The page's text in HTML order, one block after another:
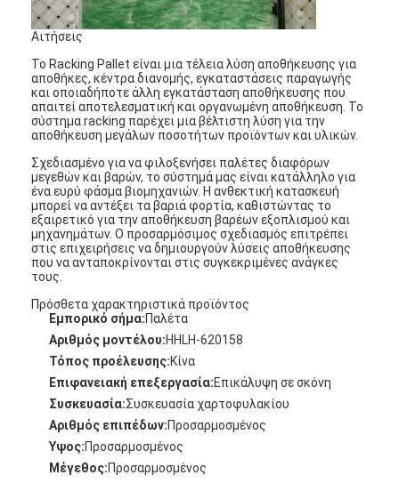
Αιτήσεις
Το Racking Pallet είναι μια τέλεια λύση αποθήκευσης για
αποθήκες, κέντρα διανομής, εγκαταστάσεις παραγωγής
και οποιαδήποτε άλλη εγκατάσταση αποθήκευσης που
απαιτεί αποτελεσματική και οργανωμένη αποθήκευση. Το
σύστημα racking παρέχει μια βέλτιστη λύση για την
αποθήκευση μεγάλων ποσοτήτων προϊόντων και υλικών.
Σχεδιασμένο για να φιλοξενήσει παλέτες διαφόρων
μεγεθών και βαρών, το σύστημά μας είναι κατάλληλο για
ένα ευρύ φάσμα βιομηχανιών. Η ανθεκτική κατασκευή
μπορεί να αντέξει τα βαριά φορτία, καθιστώντας το
εξαιρετικό για την αποθήκευση βαρέων εξοπλισμού και
μηχανημάτων. Ο προσαρμόσιμος σχεδιασμός επιτρέπει
στις επιχειρήσεις να δημιουργούν λύσεις αποθήκευσης
που να ανταποκρίνονται στις συγκεκριμένες ανάγκες
τους.
Πρόσθετα χαρακτηριστικά προϊόντος
Εμπορικό σήμα:Παλέτα
Αριθμός μοντέλου:HHLH-620158
Τόπος προέλευσης:Κίνα
Επιφανειακή επεξεργασία:Επικάλυψη σε σκόνη
Συσκευασία:Συσκευασία χαρτοφυλακίου
Αριθμός επιπέδων:Προσαρμοσμένος
Υψος:Προσαρμοσμένος
Μέγεθος:Προσαρμοσμένος